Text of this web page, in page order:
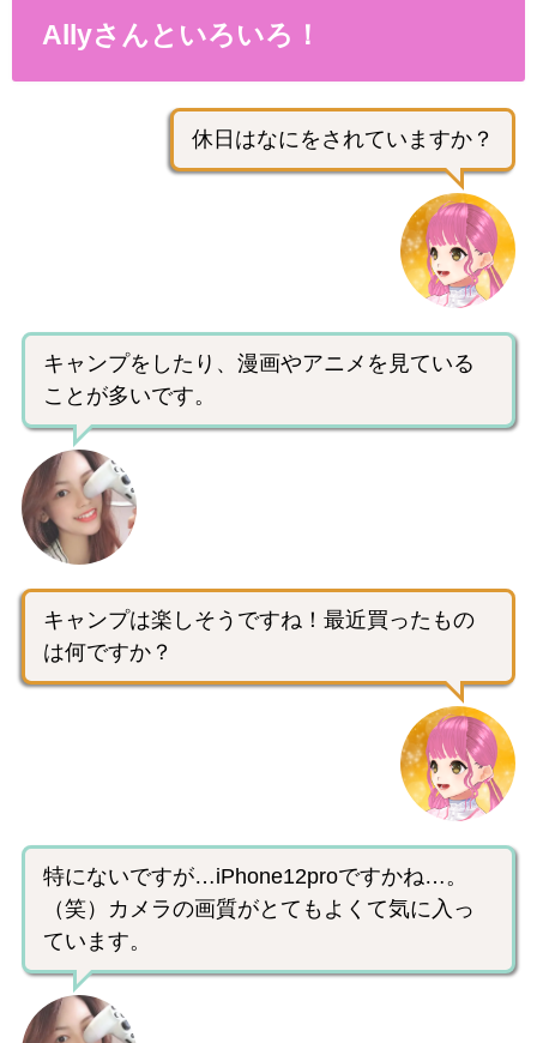
Allyさんといろいろ！
休日はなにをされていますか？
キャンプをしたり、漫画やアニメを見ている
ことが多いです。
キャンプは楽しそうですね！最近買ったもの
は何ですか？
特にないですが…iPhone12proですかね…。
（笑）カメラの画質がとてもよくて気に入っ
ています。